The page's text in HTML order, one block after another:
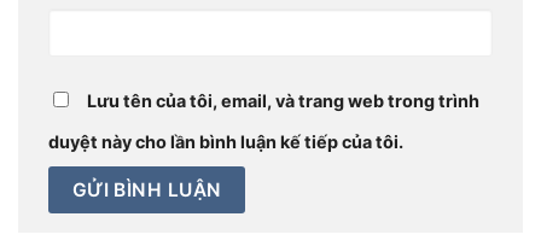
Lưu tên của tôi, email, và trang web trong trình
duyệt này cho lần bình luận kế tiếp của tôi.